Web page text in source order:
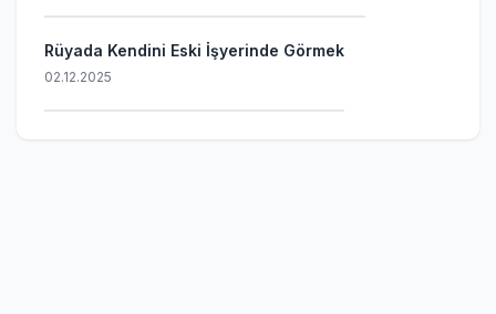
Rüyada Kendini Eski İşyerinde Görmek
02.12.2025